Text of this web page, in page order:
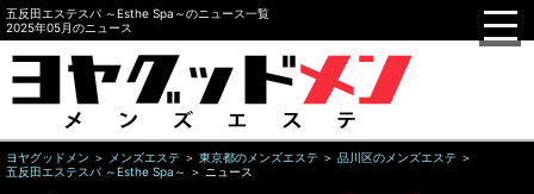
五反田エステスパ ～Esthe Spa～のニュース一覧
2025年05月のニュース
ヨヤグッドメン メンズエステ 東京都のメンズエステ
品川区のメンズエステ
五反田エステスパ ～Esthe Spa～
ニュース